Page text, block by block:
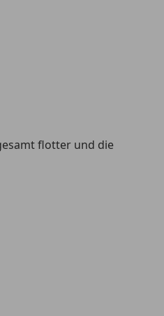
flotter und die